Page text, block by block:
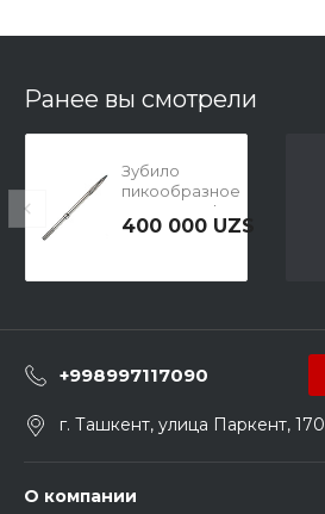
Ранее вы смотрели
Зубило
пикообразное
RTec Speed 400
мм SDS-max
400 000 UZS
+998997117090
г. Ташкент, улица Паркент, 170
О компании